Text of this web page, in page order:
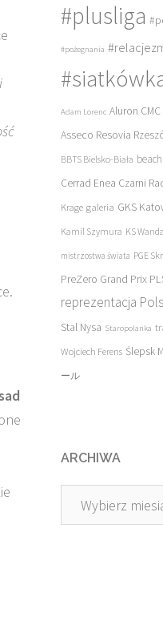
#plusliga
#pożegnania
Adam Lorenc Aluron
Asseco Resovia
BBTS Bielsko-Biała
Cerrad Enea Czarni
Krage galeria GKS
Kamil Szymura KS
mistrzostwa świata PGE
PreZero Grand Prix
reprezentacja
Stal Nysa Staropolanka
Wojciech Ferens Ślepsk
ール
ARCHIWA
Archiwa